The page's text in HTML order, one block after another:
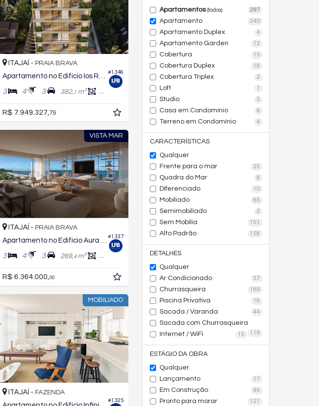
Apartamentos(todos) 297
Apartamento 240
Apartamento Duplex 4
Apartamento Garden 12
Cobertura 15
Cobertura Duplex 18
Cobertura Triplex 2
Loft 1
Studio 5
Casa em Condomínio 6
Terreno em Condomínio 4
CARACTERÍSTICAS
Qualquer
Frente para o mar
25
Quadra do Mar 8
Diferenciado 10
Mobiliado 65
Semimobiliado 2
Sem Mobília 151
Alto Padrão 158
DETALHES
Qualquer
Ar Condicionado
57
Churrasqueira 189
Piscina Privativa 16
Sacada / Varanda 44
Sacada com Churrasqueira
119
Internet / WiFi 15
ESTÁGIO DA OBRA
Qualquer
Lançamento
17
Em Construção 95
Pronto para morar 121
#1.346
ITAJAÍ - PRAIA BRAVA
Apartamento no Edifício Ios Residencial
3 4 3 382, 1 m² 210,
R$ 7.949.327, 79
VISTA MAR
#1.337
ITAJAÍ - PRAIA BRAVA
Apartamento no Edifício Aura Living Home
3 4 3 269,4m² 168,
R$ 6.364.000, 00
MOBILIADO
#1.325
ITAJAÍ - FAZENDA